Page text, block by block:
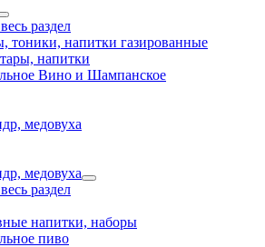
раздел
тоники, напитки газированные
напитки
Вино и Шампанское
медовуха
медовуха
раздел
напитки, наборы
пиво